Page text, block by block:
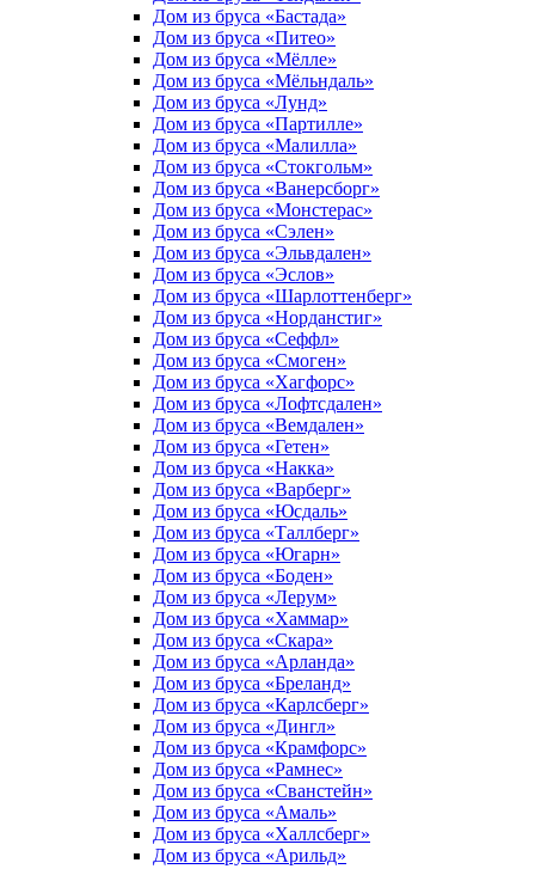
Дом из бруса «Бастада»
Дом из бруса «Питео»
Дом из бруса «Мёлле»
Дом из бруса «Мёльндаль»
Дом из бруса «Лунд»
Дом из бруса «Партилле»
Дом из бруса «Малилла»
Дом из бруса «Стокгольм»
Дом из бруса «Ванерсборг»
Дом из бруса «Монстерас»
Дом из бруса «Сэлен»
Дом из бруса «Эльвдален»
Дом из бруса «Эслов»
Дом из бруса «Шарлоттенберг»
Дом из бруса «Норданстиг»
Дом из бруса «Сеффл»
Дом из бруса «Смоген»
Дом из бруса «Хагфорс»
Дом из бруса «Лофтсдален»
Дом из бруса «Вемдален»
Дом из бруса «Гетен»
Дом из бруса «Накка»
Дом из бруса «Варберг»
Дом из бруса «Юсдаль»
Дом из бруса «Таллберг»
Дом из бруса «Югарн»
Дом из бруса «Боден»
Дом из бруса «Лерум»
Дом из бруса «Хаммар»
Дом из бруса «Скара»
Дом из бруса «Арланда»
Дом из бруса «Бреланд»
Дом из бруса «Карлсберг»
Дом из бруса «Дингл»
Дом из бруса «Крамфорс»
Дом из бруса «Рамнес»
Дом из бруса «Сванстейн»
Дом из бруса «Амаль»
Дом из бруса «Халлсберг»
Дом из бруса «Арильд»